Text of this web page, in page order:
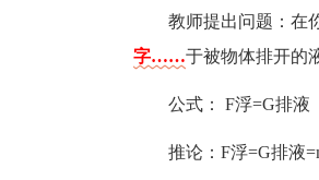
教师提出问题：在
字……于被物体排开的
公式： F浮=G排液
推论：F浮=G排液